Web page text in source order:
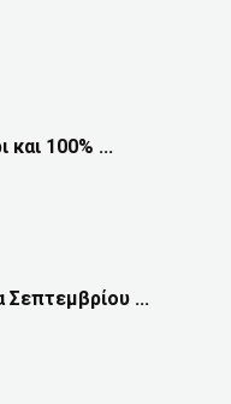
και 100% ...
...